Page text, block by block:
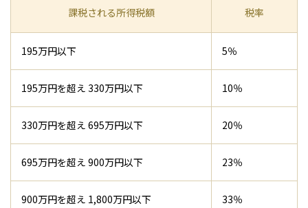
課税される所得税額 税率
195万円以下 5％
195万円を超え 330万円以下 10％
330万円を超え 695万円以下 20％
695万円を超え 900万円以下 23％
900万円を超え 1,800万円以下 33％